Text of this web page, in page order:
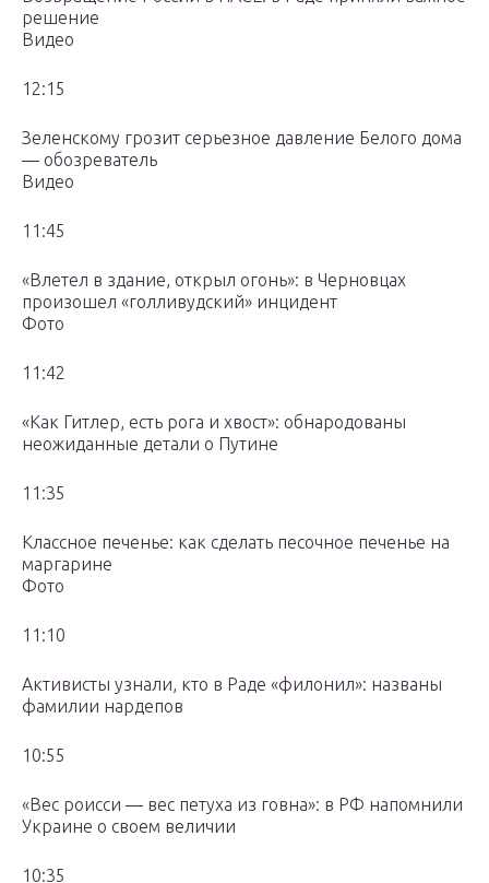
решение
Видео
12:15
Зеленскому грозит серьезное давление Белого дома
— обозреватель
Видео
11:45
«Влетел в здание, открыл огонь»: в Черновцах
произошел «голливудский» инцидент
Фото
11:42
«Как Гитлер, есть рога и хвост»: обнародованы
неожиданные детали о Путине
11:35
Классное печенье: как сделать песочное печенье на
маргарине
Фото
11:10
Активисты узнали, кто в Раде «филонил»: названы
фамилии нардепов
10:55
«Вес роисси — вес петуха из говна»: в РФ напомнили
Украине о своем величии
10:35